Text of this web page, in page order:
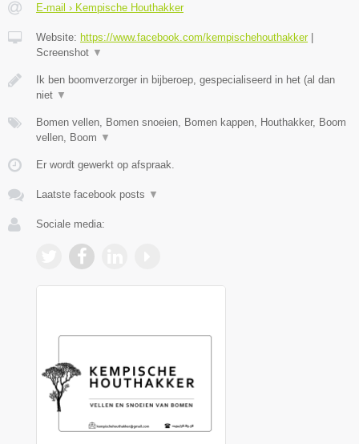
E-mail › Kempische Houthakker
Website: https://www.facebook.com/kempischehouthakker|
Screenshot ▼
Ik ben boomverzorger in bijberoep, gespecialiseerd in het (al dan
niet ▼
Bomen vellen, Bomen snoeien, Bomen kappen, Houthakker, Boom
vellen, Boom ▼
Er wordt gewerkt op afspraak.
Laatste facebook posts ▼
Sociale media: